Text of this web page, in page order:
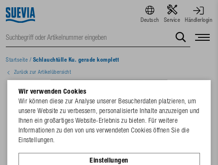
Deutsch Service Händlerlogin
Startseite / Schlauchtülle Ku. gerade komplett
Zurück zur Artikelübersicht
Wir verwenden Cookies
Wir können diese zur Analyse unserer Besucherdaten platzieren, um
unsere Website zu verbessern, personalisierte Inhalte anzuzeigen und
Ihnen ein großartiges Website-Erlebnis zu bieten. Für weitere
Informationen zu den von uns verwendeten Cookies öffnen Sie die
Einstellungen.
Einstellungen